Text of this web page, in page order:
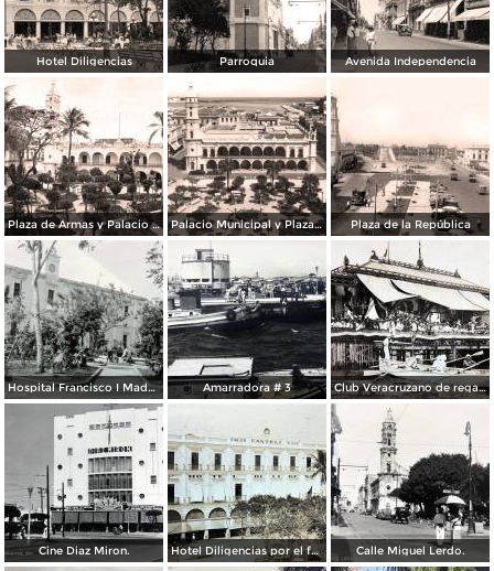
Hotel Diligencias Parroquia Avenida Independencia
Plaza de Armas y Palacio Municipal Palacio Municipal y Plaza de Armas Plaza de la República
Hospital Francisco I Madero. Amarradora # 3 Club Veracruzano de regatas.
Cine Diaz Miron. Hotel Diligencias por el fotografo Walter E Hadsell. ( Circulada el 17 de Febrero de 1914 ). Calle Miguel Lerdo.